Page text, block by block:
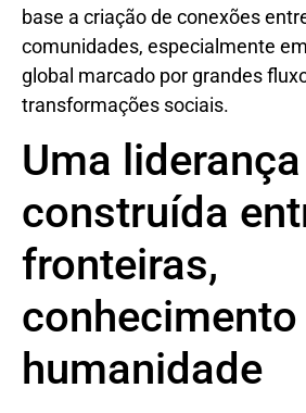
base a criação de conexões
comunidades, especialmente
global marcado por grandes
transformações sociais.
Uma liderança
construída
fronteiras,
conhecimento
humanidade